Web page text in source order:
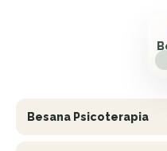
Besana Psicoterapia